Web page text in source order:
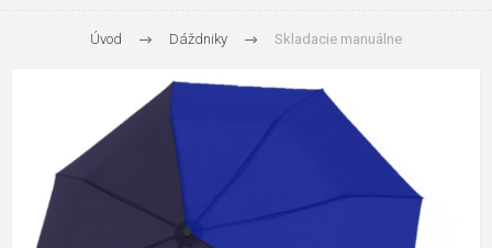
Úvod Dáždniky Skladacie manuálne